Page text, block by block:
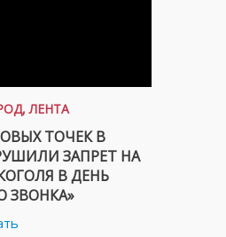
,ЛЕНТА
ТОЧЕК В
ЗАПРЕТ НА
В ДЕНЬ
ЗВОНКА»